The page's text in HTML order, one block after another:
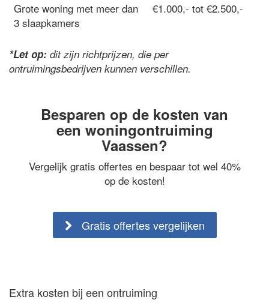
Grote woning met meer dan
3 slaapkamers
€1.000,- tot €2.500,-
*Let op: dit zijn richtprijzen, die per
ontruimingsbedrijven kunnen verschillen.
Besparen op de kosten van
een woningontruiming
Vaassen?
Vergelijk gratis offertes en bespaar tot wel 40%
op de kosten!
Gratis offertes vergelijken
Extra kosten bij een ontruiming